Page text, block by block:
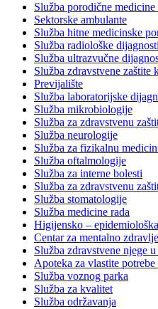
Služba porodične
Sektorske ambulante
Služba hitne medicinske
Služba radiološke
Služba ultrazvučne
Služba zdravstvene
Previjalište
Služba laboratorijske
Služba mikrobiologije
Služba za zdravstvenu
Služba neurologije
Služba za fizikalnu
Služba oftalmologije
Služba za interne bolesti
Služba za zdravstvenu
Služba stomatologije
Služba medicine rada
Higijensko –
Centar za mentalno
Služba zdravstvene njege
Apoteka za vlastite potrebe
Služba voznog parka
Služba za kvalitet
Služba održavanja